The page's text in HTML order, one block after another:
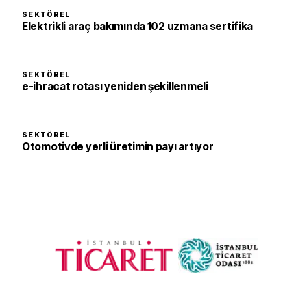
SEKTÖREL
Elektrikli araç bakımında 102 uzmana sertifika
SEKTÖREL
e-ihracat rotası yeniden şekillenmeli
SEKTÖREL
Otomotivde yerli üretimin payı artıyor